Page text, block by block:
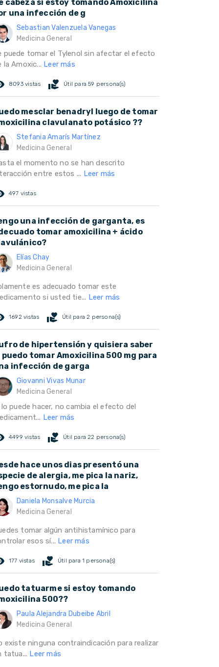
cabeza si estoy tomando Amoxicilina
una infección de g
Sebastian Valenzuela Vanegas
Medicina General
puede tomar el Tylenol sin afectar el efecto
la Amoxic... Leer más
8093 vistas volunteer_activism Útil para 59 persona(s)
mesclar benadryl luego de tomar
clavulanato potásico ??
Stefania Amarís Martínez
Medicina General
el momento no se han descrito
entre estos ... Leer más
497 vistas
una infección de garganta, es
tomar amoxicilina + ácido
Elías Chay
Medicina General
es adecuado tomar este
si usted tie... Leer más
1692 vistas volunteer_activism Útil para 2 persona(s)
de hipertensión y quisiera saber
puedo tomar Amoxicilina 500 mg para
infección de garga
Giovanni Vivas Munar
Medicina General
lo puede hacer, no cambia el efecto del
Leer más
4499 vistas volunteer_activism Útil para 22 persona(s)
hace unos dias presentó una
de alergia, me pica la nariz,
estornudo, me pica la
Daniela Monsalve Murcia
Medicina General
tomar algún antihistamínico para
esos sí... Leer más
177 vistas volunteer_activism Útil para 1 persona(s)
tatuarme si estoy tomando
500??
Paula Alejandra Dubeibe Abril
Medicina General
existe ninguna contraindicación para realizar
tatua... Leer más